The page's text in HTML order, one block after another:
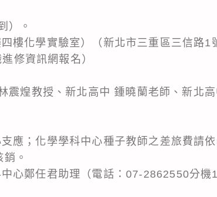
）。
樓化學實驗室）（新北市三重區三信路1
修資訊網報名）
震煌教授、新北高中 鍾曉蘭老師、新北
應；化學學科中心種子教師之差旅費請
。
心鄭任君助理（電話：07-2862550分機